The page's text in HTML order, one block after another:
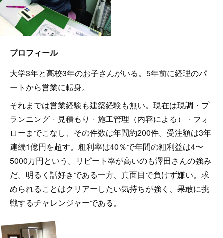
プロフィール
大学3年と高校3年のお子さんがいる。5年前に経理のパ
ートから営業に転身。
それまでは営業経験も建築経験も無い。現在は現調・プ
ランニング・見積もり・施工管理（内容による）・フォ
ローまでこなし、その件数は年間約200件。受注額は3年
連続1億円を超す。粗利率は40％で年間の粗利益は4〜
5000万円という。リピート率が高いのも澤田さんの強み
だ。明るく話好きである一方、真面目で負けず嫌い。求
められることはクリアーしたい気持ちが強く、果敢に挑
戦するチャレンジャーである。